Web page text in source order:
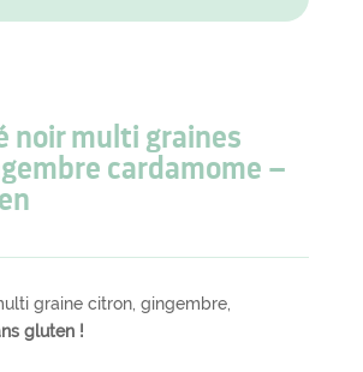
noir multi graines
cardamome –
graine citron, gingembre,
gluten !